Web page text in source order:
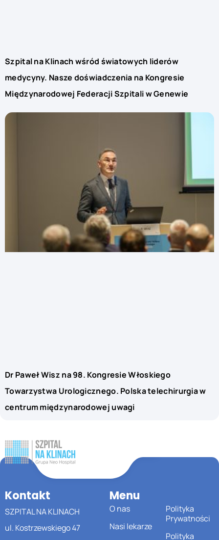
Szpital na Klinach wśród światowych liderów
medycyny. Nasze doświadczenia na Kongresie
Międzynarodowej Federacji Szpitali w Genewie
Dr Paweł Wisz na 98. Kongresie Włoskiego
Towarzystwa Urologicznego. Polska telechirurgia w
centrum międzynarodowej uwagi
Kontakt
SZPITAL NA KLINACH
ul. Kostrzewskiego 47
Menu
O nas
Nasi lekarze
Polityka
Prywatności
Polityka